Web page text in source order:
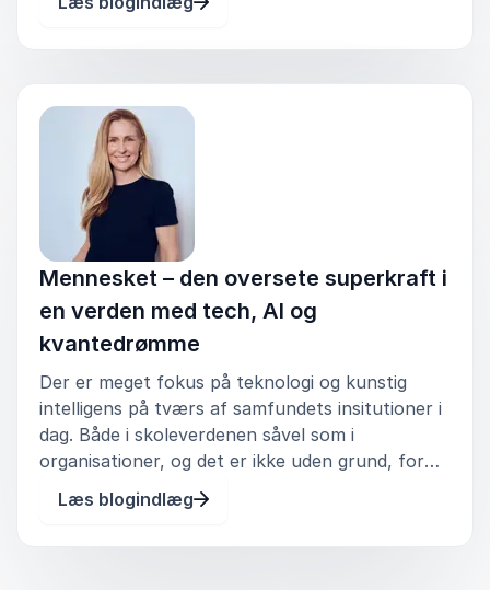
julefrokosten, og skæver til hinanden med et
Mennesket – den oversete superkraft i
en verden med tech, AI og
kvantedrømme
Der er meget fokus på teknologi og kunstig
intelligens på tværs af samfundets insitutioner i
dag. Både i skoleverdenen såvel som i
organisationer, og det er ikke uden grund, for
fremtiden er digital. Alligevel er der tegn på, at vi
har udviklet et passivt mindset til teknologien.
Læs blogindlæg